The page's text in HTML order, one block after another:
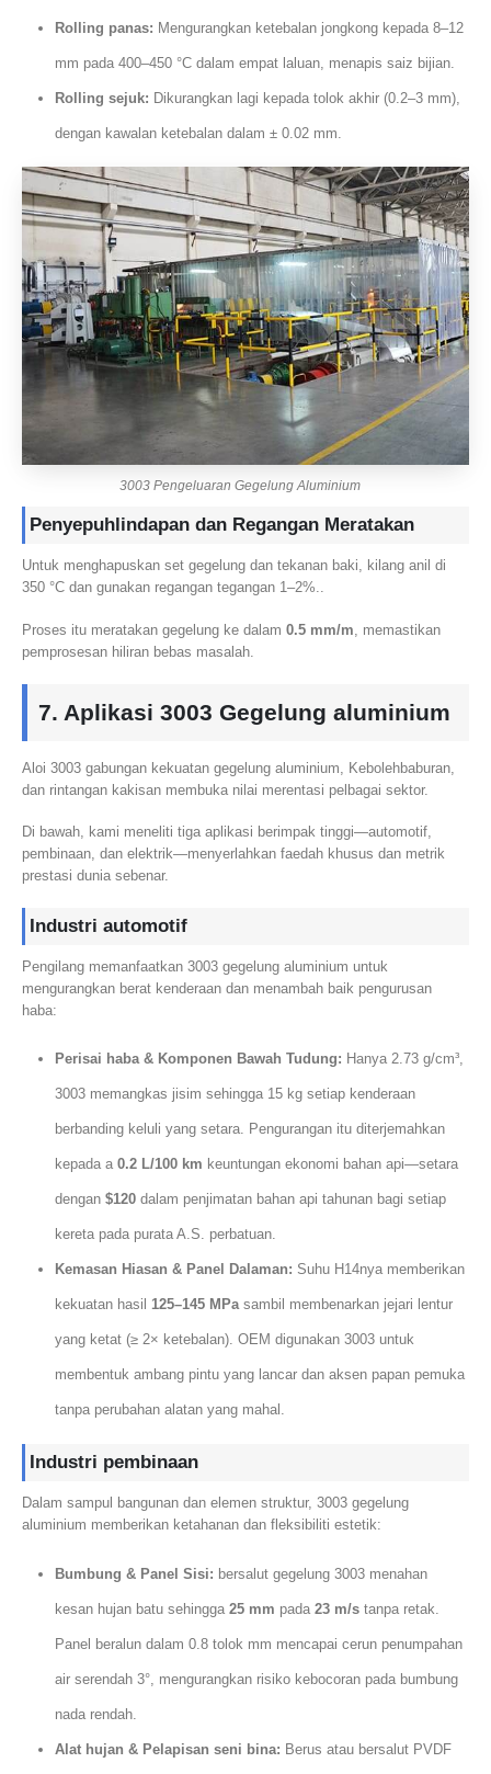
Rolling panas: Mengurangkan ketebalan jongkong kepada 8–12
mm pada 400–450 °C dalam empat laluan, menapis saiz bijian.
Rolling sejuk: Dikurangkan lagi kepada tolok akhir (0.2–3 mm),
dengan kawalan ketebalan dalam ± 0.02 mm.
3003 Pengeluaran Gegelung Aluminium
Penyepuhlindapan dan Regangan Meratakan
Untuk menghapuskan set gegelung dan tekanan baki, kilang anil di
350 °C dan gunakan regangan tegangan 1–2%..
Proses itu meratakan gegelung ke dalam 0.5 mm/m, memastikan
pemprosesan hiliran bebas masalah.
7. Aplikasi 3003 Gegelung aluminium
Aloi 3003 gabungan kekuatan gegelung aluminium, Kebolehbaburan,
dan rintangan kakisan membuka nilai merentasi pelbagai sektor.
Di bawah, kami meneliti tiga aplikasi berimpak tinggi—automotif,
pembinaan, dan elektrik—menyerlahkan faedah khusus dan metrik
prestasi dunia sebenar.
Industri automotif
Pengilang memanfaatkan 3003 gegelung aluminium untuk
mengurangkan berat kenderaan dan menambah baik pengurusan
haba:
Perisai haba & Komponen Bawah Tudung: Hanya 2.73 g/cm³,
3003 memangkas jisim sehingga 15 kg setiap kenderaan
berbanding keluli yang setara. Pengurangan itu diterjemahkan
kepada a 0.2 L/100 km keuntungan ekonomi bahan api—setara
dengan $120dalam penjimatan bahan api tahunan bagi setiap
kereta pada purata A.S. perbatuan.
Kemasan Hiasan & Panel Dalaman: Suhu H14nya memberikan
kekuatan hasil 125–145 MPasambil membenarkan jejari lentur
yang ketat (≥ 2× ketebalan). OEM digunakan 3003 untuk
membentuk ambang pintu yang lancar dan aksen papan pemuka
tanpa perubahan alatan yang mahal.
Industri pembinaan
Dalam sampul bangunan dan elemen struktur, 3003 gegelung
aluminium memberikan ketahanan dan fleksibiliti estetik:
Bumbung & Panel Sisi: bersalut gegelung 3003 menahan
kesan hujan batu sehingga 25 mm pada 23 m/stanpa retak.
Panel beralun dalam 0.8 tolok mm mencapai cerun penumpahan
air serendah 3°, mengurangkan risiko kebocoran pada bumbung
nada rendah.
Alat hujan & Pelapisan seni bina: Berus atau bersalut PVDF